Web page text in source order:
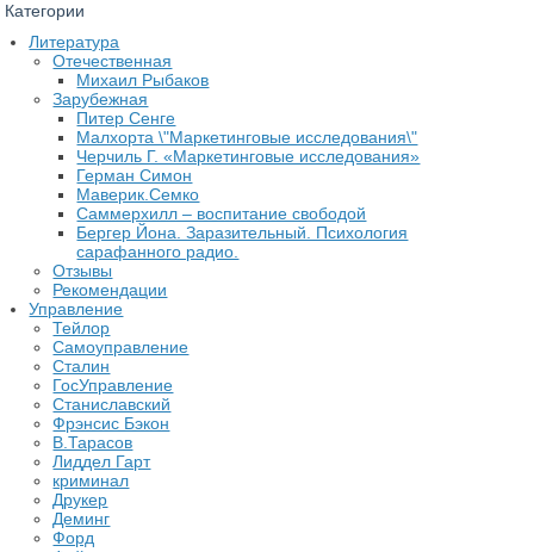
Категории
Литература
Отечественная
Михаил Рыбаков
Зарубежная
Питер Сенге
Малхорта \"Маркетинговые исследования\"
Черчиль Г. «Маркетинговые исследования»
Герман Симон
Маверик.Семко
Саммерхилл – воспитание свободой
Бергер Йона. Заразительный. Психология
сарафанного радио.
Отзывы
Рекомендации
Управление
Тейлор
Самоуправление
Сталин
ГосУправление
Станиславский
Фрэнсис Бэкон
В.Тарасов
Лиддел Гарт
криминал
Друкер
Деминг
Форд